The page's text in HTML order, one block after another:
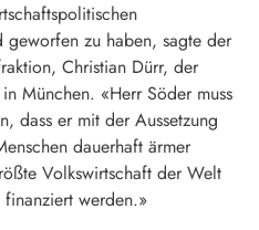
geworfen zu haben, sagte der
Christian Dürr, der
München. «Herr Söder muss
dass er mit der Aussetzung
dauerhaft ärmer
Volkswirtschaft der Welt
werden.»